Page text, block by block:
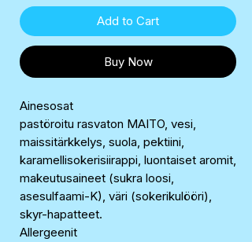
Add to Cart
Buy Now
Ainesosat
pastöroitu rasvaton MAITO, vesi,
maissitärkkelys, suola, pektiini,
karamellisokerisiirappi, luontaiset aromit,
makeutusaineet (sukra loosi,
asesulfaami-K), väri (sokerikulööri),
skyr-hapatteet.
Allergeenit